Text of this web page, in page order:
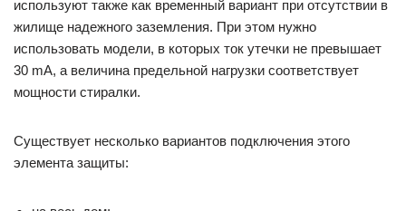
используют также как временный вариант при отсутствии в
жилище надежного заземления. При этом нужно
использовать модели, в которых ток утечки не превышает
30 mA, а величина предельной нагрузки соответствует
мощности стиралки.
Существует несколько вариантов подключения этого
элемента защиты: